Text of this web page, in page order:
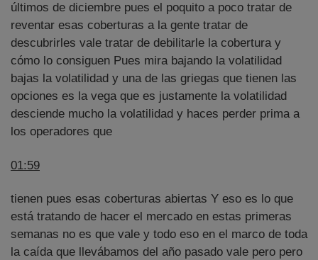
últimos de diciembre pues el poquito a poco tratar de
reventar esas coberturas a la gente tratar de
descubrirles vale tratar de debilitarle la cobertura y
cómo lo consiguen Pues mira bajando la volatilidad
bajas la volatilidad y una de las griegas que tienen las
opciones es la vega que es justamente la volatilidad
desciende mucho la volatilidad y haces perder prima a
los operadores que
01:59
tienen pues esas coberturas abiertas Y eso es lo que
está tratando de hacer el mercado en estas primeras
semanas no es que vale y todo eso en el marco de toda
la caída que llevábamos del año pasado vale pero pero